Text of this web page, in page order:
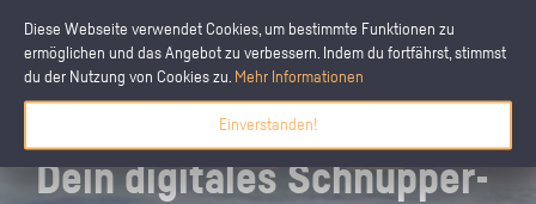
Diese Webseite verwendet Cookies, um bestimmte Funktionen zu
ermöglichen und das Angebot zu verbessern. Indem du fortfährst, stimmst
du der Nutzung von Cookies zu. Mehr Informationen
Einverstanden!
Dein digitales Schnupper­